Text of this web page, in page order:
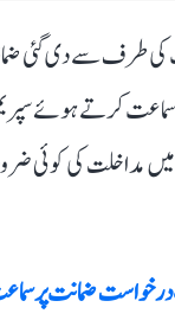
کی طرف سے دی گئی
کو اس درخواست پر
مداخلت کی
پر سماعت 5 اگست تک